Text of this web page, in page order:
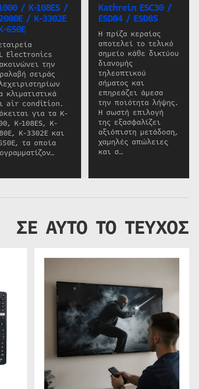
/ K-108ES /
/ K-3302E
650E
Electronics
την
σειράς
κλιματιστικά
air condition.
για τα K-
K-108ES, K-
K-3302E και
τα οποία
Kathrein ESC30 /
ESD84 / ESD85
Η πρίζα κεραίας
αποτελεί το τελικό
σημείο κάθε δικτύου
διανομής
τηλεοπτικού
σήματος και
επηρεάζει άμεσα
την ποιότητα λήψης.
Η σωστή επιλογή
της εξασφαλίζει
αξιόπιστη μετάδοση,
χαμηλές απώλειες
και σ…
ΣΕ ΑΥΤΟ ΤΟ ΤΕΥΧΟΣ